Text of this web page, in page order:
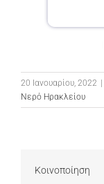
20 Ιανουαρίου, 2022
Νερό Ηρακλείου
Κοινοποίηση